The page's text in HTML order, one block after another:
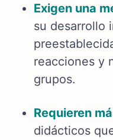
Exigen una
su desarrollo
reacciones y
grupos.
Requieren
didácticos